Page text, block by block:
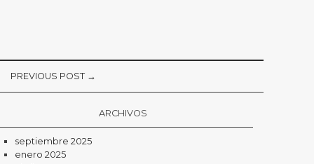
PREVIOUS POST →
ARCHIVOS
septiembre 2025
enero 2025